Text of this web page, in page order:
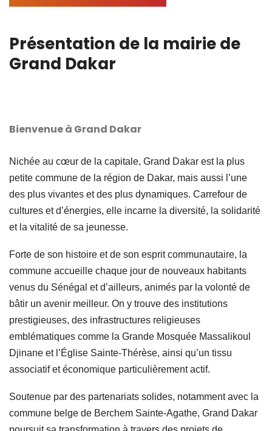
Présentation de la mairie de
Grand Dakar
Bienvenue à Grand Dakar
Nichée au cœur de la capitale, Grand Dakar est la plus
petite commune de la région de Dakar, mais aussi l’une
des plus vivantes et des plus dynamiques. Carrefour de
cultures et d’énergies, elle incarne la diversité, la solidarité
et la vitalité de sa jeunesse.
Forte de son histoire et de son esprit communautaire, la
commune accueille chaque jour de nouveaux habitants
venus du Sénégal et d’ailleurs, animés par la volonté de
bâtir un avenir meilleur. On y trouve des institutions
prestigieuses, des infrastructures religieuses
emblématiques comme la Grande Mosquée Massalikoul
Djinane et l’Église Sainte-Thérèse, ainsi qu’un tissu
associatif et économique particulièrement actif.
Soutenue par des partenariats solides, notamment avec la
commune belge de Berchem Sainte-Agathe, Grand Dakar